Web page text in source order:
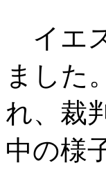
イエ
ました
れ、裁
中の様